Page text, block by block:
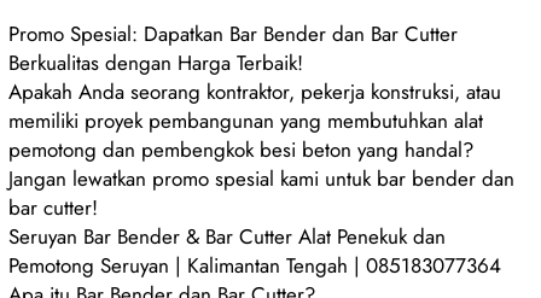
Promo Spesial: Dapatkan Bar Bender dan Bar Cutter
Berkualitas dengan Harga Terbaik!
Apakah Anda seorang kontraktor, pekerja konstruksi, atau
memiliki proyek pembangunan yang membutuhkan alat
pemotong dan pembengkok besi beton yang handal?
Jangan lewatkan promo spesial kami untuk bar bender dan
bar cutter!
Seruyan Bar Bender & Bar Cutter Alat Penekuk dan
Pemotong Seruyan | Kalimantan Tengah | 085183077364